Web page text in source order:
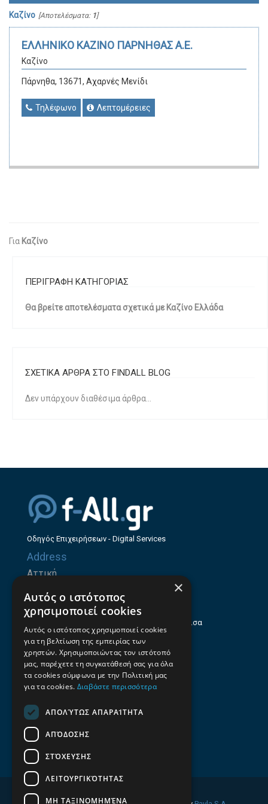
Καζίνο [Αποτελέσματα: 1]
ΕΛΛΗΝΙΚΟ ΚΑΖΙΝΟ ΠΑΡΝΗΘΑΣ Α.Ε.
Καζίνο
Πάρνηθα, 13671, Αχαρνές Μενίδι
Τηλέφωνο Λεπτομέρειες
Για Καζίνο
ΠΕΡΙΓΡΑΦΗ ΚΑΤΗΓΟΡΙΑΣ
Θα βρείτε αποτελέσματα σχετικά με Καζίνο Ελλάδα
ΣΧΕΤΙΚΑ ΑΡΘΡΑ ΣΤΟ FINDALL BLOG
Δεν υπάρχουν διαθέσιμα άρθρα...
Οδηγός Επιχειρήσεων - Digital Services
Address
Αττική
Θεσσαλία
Ηρώων Πολυτεχνείου 214 (1ος Όροφος), Λάρισα
Επαγγελματικός οδηγός Λάρισας
Emails
Contacts
+30 2106100088
+30 2410533884
×
Αυτός ο ιστότοπος
χρησιμοποιεί cookies
Αυτός ο ιστότοπος χρησιμοποιεί cookies
για τη βελτίωση της εμπειρίας των
χρηστών. Χρησιμοποιώντας τον ιστότοπό
μας, παρέχετε τη συγκατάθεσή σας για όλα
τα cookies σύμφωνα με την Πολιτική μας
για τα cookies. Διαβάστε περισσότερα
ΑΠΟΛΎΤΩΣ ΑΠΑΡΑΊΤΗΤΑ
ΑΠΌΔΟΣΗΣ
ΣΤΌΧΕΥΣΗΣ
ΛΕΙΤΟΥΡΓΙΚΌΤΗΤΑΣ
ΜΗ ΤΑΞΙΝΟΜΗΜΈΝΑ